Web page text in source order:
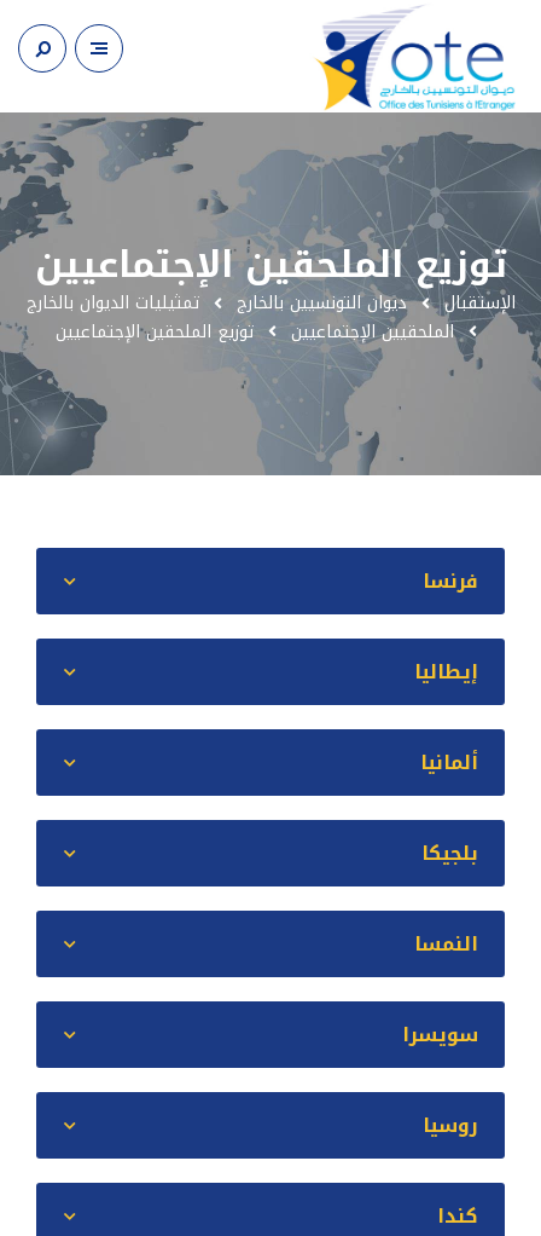
توزيع الملحقين الإجتماعيين
الإستقبال ديوان التونسيين بالخارج
تمثيليات الديوان بالخارج
الملحقيين الإجتماعيين
توزيع الملحقين الإجتماعيين
فرنسا
إيطاليا
ألمانيا
بلجيكا
النمسا
سويسرا
روسيا
كندا